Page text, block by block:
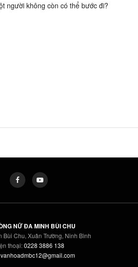
người không còn có thể bước đi?
NỮ ĐA MINH BÙI CHU
Bùi Chu, Xuân Trường, Ninh Bình
thoại:0228 3886 138
vanhoadmbc12@gmail.com